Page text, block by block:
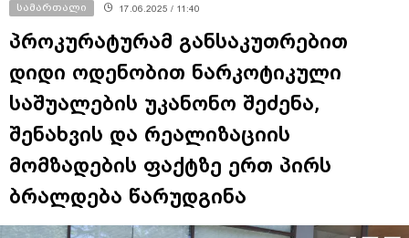
სამართალი 17.06.2025 / 11:40
პროკურატურამ განსაკუთრებით
დიდი ოდენობით ნარკოტიკული
საშუალების უკანონო შეძენა,
შენახვის და რეალიზაციის
მომზადების ფაქტზე ერთ პირს
ბრალდება წარუდგინა